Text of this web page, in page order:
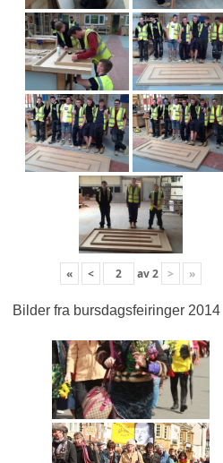
« < av2 > »
Bilder fra bursdagsfeiringer 2014